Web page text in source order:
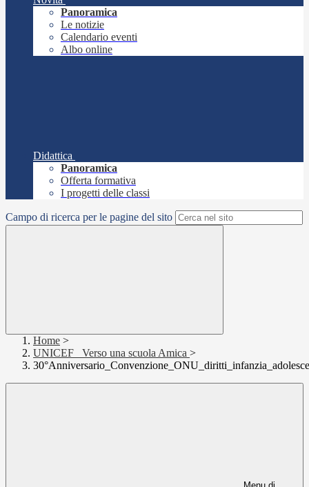
Panoramica
Le notizie
Calendario eventi
Albo online
Didattica
Panoramica
Offerta formativa
I progetti delle classi
Campo di ricerca per le pagine del sito
Home >
UNICEF_ Verso una scuola Amica >